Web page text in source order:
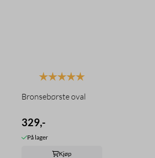
Karakter:
Bronsebørste oval
329,-
På lager
Kjøp